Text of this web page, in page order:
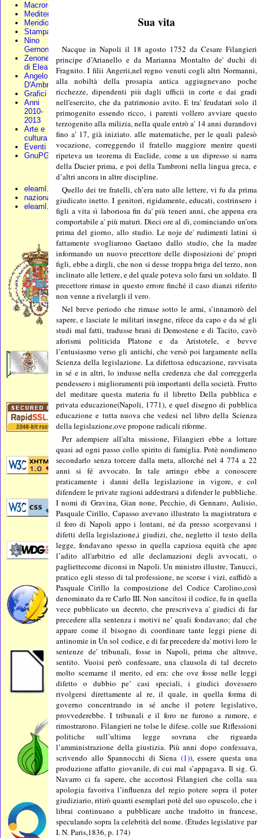
Macroregione
Mediterraneo
Meridionali
Stampa
Nino
Gernone
Zenone
di Elea
Angelo
D'Ambra
Grafici
Anni
2010-
2013
Arte e
cultura
Eventi
GnuPG
eleaml.org
nazionali.org
eleaml.altervista
Sua vita
Nacque in Napoli il 18 agosto 1752 da Cesare Filangieri
principe d’Arianello e da Marianna Montalto de' duchi di
Fragnito. I filii Angerii,nel regno venuti cogli altri Normanni,
alla nobiltà della prosapia antica aggiugnevano poche
ricchezze, dipendenti più dagli ufficii in corte e dai gradi
nell'esercito, che da patrimonio avito. E tra' feudatari solo il
primogenito essendo ricco, i parenti vollero avviare questo
terzogenito alla milizia, nella quale entrò a' 14 anni durandovi
fino a' 17, già iniziato. alle matematiche, per le quali palesò
vocazione, correggendo il fratello maggiore mentre questi
ripeteva un teorema di Euclide, come a un dipresso si narra
della Dacier prima, e poi della Tambroni nella lingua greca, e
d’altri ancora in altre discipline.
Quello dei tre fratelli, ch’era nato alle lettere, vi fu da prima
giudicato inetto. I genitori, rigidamente, educati, costrinsero i
figli a vita sì laboriosa fin da' più teneri anni, che appena era
comportabile a' più maturi. Dieci ore al dì, cominciando un’ora
prima del giorno, allo studio. Le noje de' rudimenti latini sì
fattamente svogliarono Gaetano dallo studio, che la madre
informando un nuovo precettore delle disposizioni de' propri
figli, ebbe a dirgli, che non si desse troppa briga del terzo, non
inclinato alle lettere, e del quale poteva solo farsi un soldato. Il
precettore rimase in questo errore finché il caso dianzi riferito
non venne a rivelargli il vero.
Nel breve periodo che rimase sotto le armi, s’innamorò del
sapere, e lasciate le militari insegne, rifece da capo e da sé gli
studi mal fatti, tradusse brani di Demostene e di Tacito, cavò
aforismi politicida Platone e da Aristotele, e bevve
l’entusiasmo verso gli antichi, che versò poi largamente nella
Scienza della legislazione. La difettosa educazione, ravvisata
in sé e in altri, lo indusse nella credenza che dal correggerla
pendessero i miglioramenti più importanti della società. Frutto
del meditare questa materia fu il libretto Della pubblica e
privata educazione(Napoli, 1771), e quel disegno di pubblica
educazione e tutta nuova che vedesi nel libro della Scienza
della legislazione,ove propone radicali riforme.
Per adempiere all'alta missione, Filangieri ebbe a lottare
quasi ad ogni passo collo spirito di famiglia. Potè nondimeno
secondarlo senza torcere dalla meta, allorché nel 4 774 a 22
anni si fé avvocato. In tale arringo ebbe a conoscere
praticamente i danni della legislazione in vigore, e col
difendere le private ragioni addestrarsi a difender le pubbliche.
I nomi di Gravina, Gian none, Pecchio, di Gennaro, Aulisio,
Pasquale Cirillo, Capasso avevano illustrato la magistratura e
il foro di Napoli appo i lontani, né da presso scorgevansi i
difetti della legislazione,i giudizi, che, negletto il testo della
legge, fondavano spesso in quella capziosa equità che apre
l’adito all'arbitrio ed alle declamazioni degli avvocati, o
pagliettecome diconsi in Napoli. Un ministro illustre, Tanucci,
pratico egli stesso di tal professione, ne scorse i vizi, eaffidò a
Pasquale Cirillo la composizione del Codice Carolino,così
denominato da re Carlo III. Non sancitosi il codice, fu in quella
vece pubblicato un decreto, che prescriveva a' giudici di far
precedere alla sentenza i motivi ne’ quali fondavano; dal che
appare come il bisogno di coordinare tante leggi piene di
antinomie in Un sol codice, e di far precedere da' motivi loro le
sentenze de' tribunali, fosse in Napoli, prima che altrove,
sentito. Vuoisi però confessare, una clausola di tal decreto
molto scemarne il merito, ed era: che ove fosse nelle leggi
difetto o dubbio pe’ casi speciali, i giudici dovessero
rivolgersi direttamente al re, il quale, in quella forma di
governo concentrando in sé anche il potere legislativo,
provvederebbe. I tribunali e il foro ne furono a rumore, e
rimostrarono. Filangieri ne tolse le difese. colle sue Riflessioni
politiche sull’ultima legge sovrana che riguarda
l’amministrazione della giustizia. Più anni dopo confessava,
scrivendo allo Spannocchi di Siena (1)), essere questa una
produzione affatto giovanile, di cui mal s’appagava. Il sig. G.
Navarro ci fa sapere, che accortosi Filangieri che colla sua
apologia favoriva l’influenza del regio potere sopra il poter
giudiziario, ritirò quanti esemplari potè del suo opuscolo, che i
librai continuano a pubblicare anche tradotto in francese,
speculando sopra la celebrità del nome. (Études legislative par
I. N. Paris,1836, p. 174)